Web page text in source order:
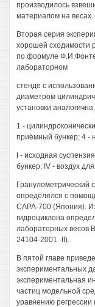
производилось
материалом на весах.
Вторая серия
хорошей сходимости
по формуле
лабораторном
стенде с
диаметром
установки
1 -
приёмный бункер; 4 -
I - исходная
бункер; IV - воздух
Гранулометрический
определялся с
САРА-700 (Япония).
гидроциклона
лабораторных весов
24104-2001 -II).
В пятой главе
экспериментальных
экспериментальная
частиц модельной
уравнению